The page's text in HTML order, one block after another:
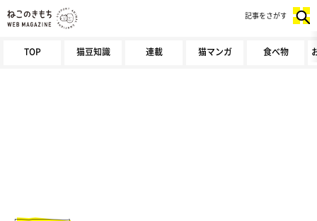
TOP 猫豆知識 連載 猫マンガ 食べ物
記事をさがす